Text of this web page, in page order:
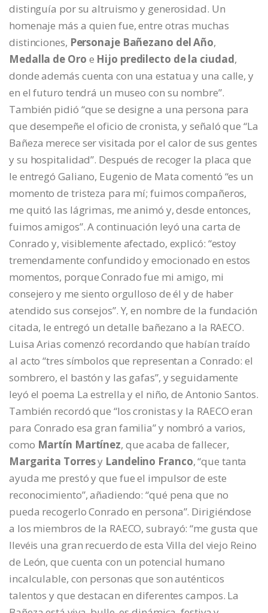
distinguía por su altruismo y generosidad. Un
homenaje más a quien fue, entre otras muchas
distinciones, Personaje Bañezano del Año,
Medalla de Oro e Hijo predilecto de la ciudad,
donde además cuenta con una estatua y una calle, y
en el futuro tendrá un museo con su nombre”.
También pidió “que se designe a una persona para
que desempeñe el oficio de cronista, y señaló que “La
Bañeza merece ser visitada por el calor de sus gentes
y su hospitalidad”. Después de recoger la placa que
le entregó Galiano, Eugenio de Mata comentó “es un
momento de tristeza para mí; fuimos compañeros,
me quitó las lágrimas, me animó y, desde entonces,
fuimos amigos”. A continuación leyó una carta de
Conrado y, visiblemente afectado, explicó: “estoy
tremendamente confundido y emocionado en estos
momentos, porque Conrado fue mi amigo, mi
consejero y me siento orgulloso de él y de haber
atendido sus consejos”. Y, en nombre de la fundación
citada, le entregó un detalle bañezano a la RAECO.
Luisa Arias comenzó recordando que habían traído
al acto “tres símbolos que representan a Conrado: el
sombrero, el bastón y las gafas”, y seguidamente
leyó el poema La estrella y el niño, de Antonio Santos.
También recordó que “los cronistas y la RAECO eran
para Conrado esa gran familia” y nombró a varios,
como Martín Martínez, que acaba de fallecer,
Margarita Torresy Landelino Franco, “que tanta
ayuda me prestó y que fue el impulsor de este
reconocimiento”, añadiendo: “qué pena que no
pueda recogerlo Conrado en persona”. Dirigiéndose
a los miembros de la RAECO, subrayó: “me gusta que
llevéis una gran recuerdo de esta Villa del viejo Reino
de León, que cuenta con un potencial humano
incalculable, con personas que son auténticos
talentos y que destacan en diferentes campos. La